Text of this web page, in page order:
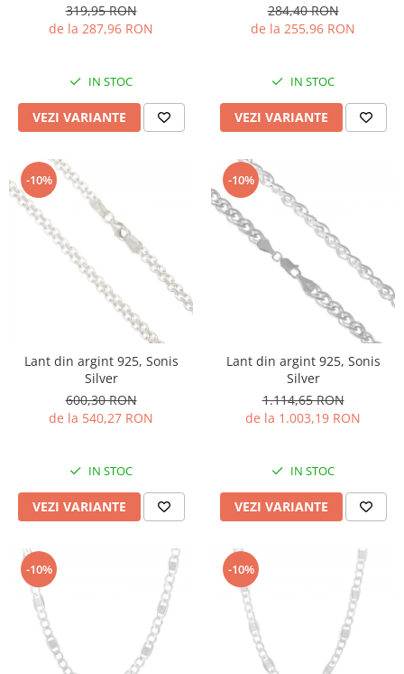
319,95 RON
de la 287,96 RON
IN STOC
VEZI VARIANTE
284,40 RON
de la 255,96 RON
IN STOC
VEZI VARIANTE
-10%
Lant din argint 925, Sonis
Silver
600,30 RON
de la 540,27 RON
IN STOC
VEZI VARIANTE
-10%
Lant din argint 925, Sonis
Silver
1.114,65 RON
de la 1.003,19 RON
IN STOC
VEZI VARIANTE
-10% -10%